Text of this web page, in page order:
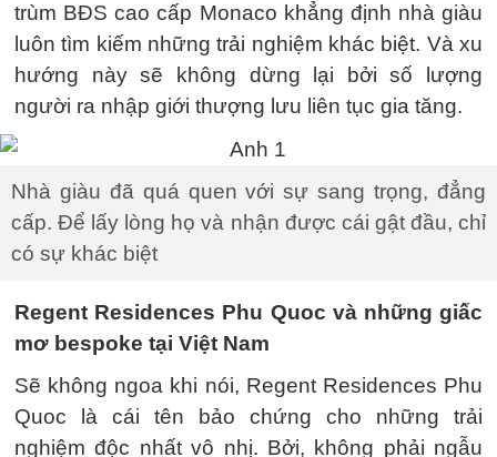
trùm BĐS cao cấp Monaco khẳng định nhà giàu
luôn tìm kiếm những trải nghiệm khác biệt. Và xu
hướng này sẽ không dừng lại bởi số lượng
người ra nhập giới thượng lưu liên tục gia tăng.
Nhà giàu đã quá quen với sự sang trọng, đẳng
cấp. Để lấy lòng họ và nhận được cái gật đầu, chỉ
có sự khác biệt
Regent Residences Phu Quoc và những giấc
mơ bespoke tại Việt Nam
Sẽ không ngoa khi nói, Regent Residences Phu
Quoc là cái tên bảo chứng cho những trải
nghiệm độc nhất vô nhị. Bởi, không phải ngẫu